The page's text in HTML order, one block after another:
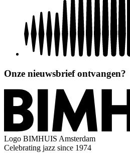
Onze nieuwsbrief ontvangen?
Logo BIMHUIS Amsterdam
Celebrating jazz since 1974